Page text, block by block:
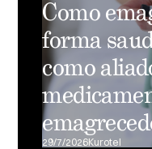
Como
forma
como
29/7/2026Kurotel